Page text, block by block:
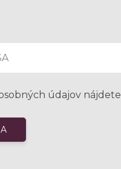
údajov nájdete